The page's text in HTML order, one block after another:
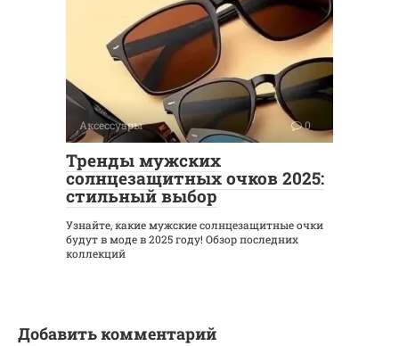
Аксессуары 0
Тренды мужских
солнцезащитных очков 2025:
стильный выбор
Узнайте, какие мужские солнцезащитные очки
будут в моде в 2025 году! Обзор последних
коллекций
Добавить комментарий